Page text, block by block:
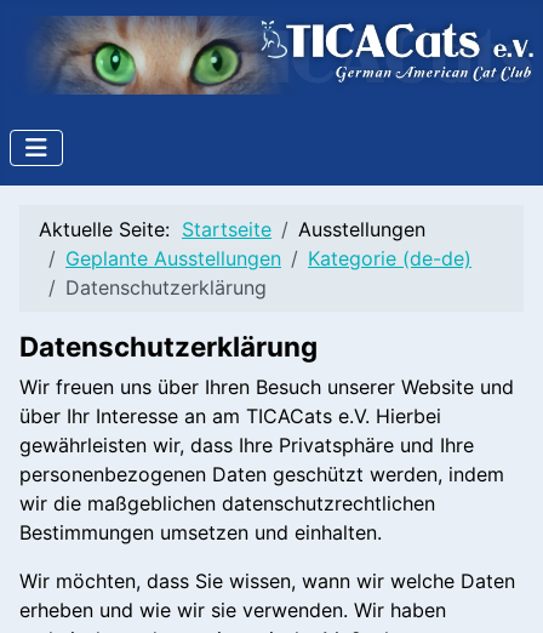
Aktuelle Seite: Startseite
Ausstellungen
Geplante Ausstellungen
Kategorie (de-de)
Datenschutzerklärung
Datenschutzerklärung
Wir freuen uns über Ihren Besuch unserer Website und
über Ihr Interesse an am TICACats e.V. Hierbei
gewährleisten wir, dass Ihre Privatsphäre und Ihre
personenbezogenen Daten geschützt werden, indem
wir die maßgeblichen datenschutzrechtlichen
Bestimmungen umsetzen und einhalten.
Wir möchten, dass Sie wissen, wann wir welche Daten
erheben und wie wir sie verwenden. Wir haben